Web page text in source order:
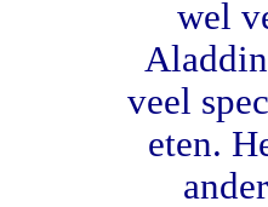
wel
veel
eten.